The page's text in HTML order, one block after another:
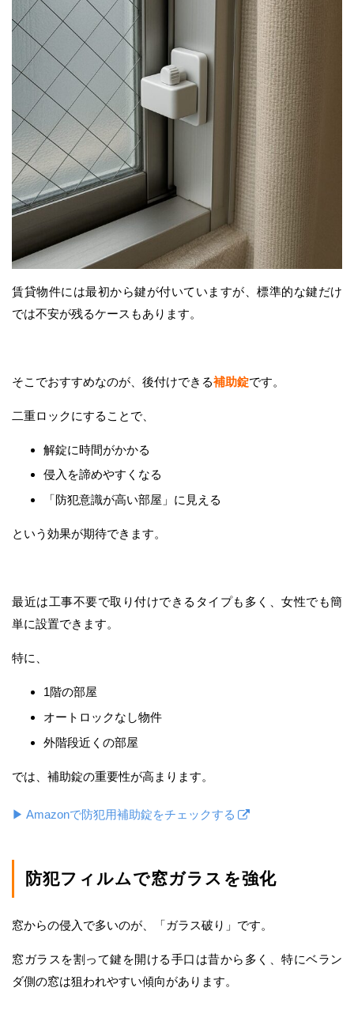
賃貸物件には最初から鍵が付いていますが、標準的な鍵だけ
では不安が残るケースもあります。
そこでおすすめなのが、後付けできる補助錠です。
二重ロックにすることで、
解錠に時間がかかる
侵入を諦めやすくなる
「防犯意識が高い部屋」に見える
という効果が期待できます。
最近は工事不要で取り付けできるタイプも多く、女性でも簡
単に設置できます。
特に、
1階の部屋
オートロックなし物件
外階段近くの部屋
では、補助錠の重要性が高まります。
▶ Amazonで防犯用補助錠をチェックする
防犯フィルムで窓ガラスを強化
窓からの侵入で多いのが、「ガラス破り」です。
窓ガラスを割って鍵を開ける手口は昔から多く、特にベラン
ダ側の窓は狙われやすい傾向があります。